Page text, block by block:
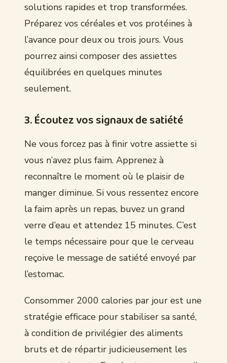
solutions rapides et trop transformées.
Préparez vos céréales et vos protéines à
l’avance pour deux ou trois jours. Vous
pourrez ainsi composer des assiettes
équilibrées en quelques minutes
seulement.
3. Écoutez vos signaux de satiété
Ne vous forcez pas à finir votre assiette si
vous n’avez plus faim. Apprenez à
reconnaître le moment où le plaisir de
manger diminue. Si vous ressentez encore
la faim après un repas, buvez un grand
verre d’eau et attendez 15 minutes. C’est
le temps nécessaire pour que le cerveau
reçoive le message de satiété envoyé par
l’estomac.
Consommer 2000 calories par jour est une
stratégie efficace pour stabiliser sa santé,
à condition de privilégier des aliments
bruts et de répartir judicieusement les